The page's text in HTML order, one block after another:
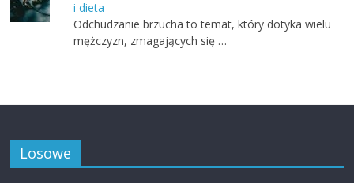
i dieta
Odchudzanie brzucha to temat, który dotyka wielu
mężczyzn, zmagających się …
Losowe